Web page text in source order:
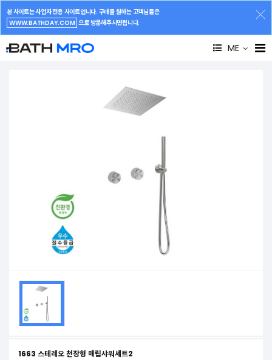
본 사이트는 사업자 전용 사이트입니다. 구매를 원하는 고객님들은
WWW.BATHDAY.COM 으로 방문해주시면됩니다.
ME
1663 스테레오 천장형 매립샤워세트2